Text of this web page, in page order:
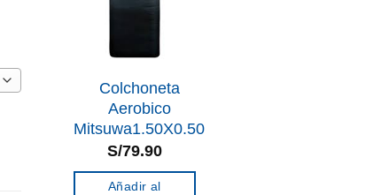
Colchoneta
Aerobico
Mitsuwa1.50X0.50
S/79.90
Añadir al